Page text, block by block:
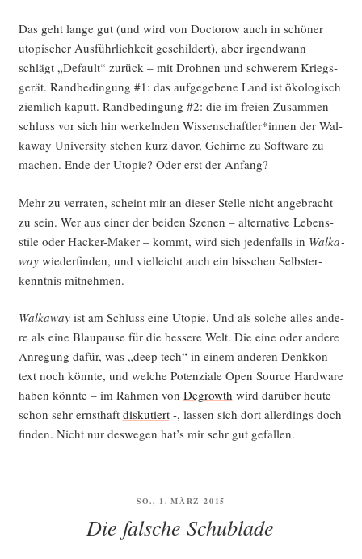
Das geht lan­ge gut (und wird von Doc­to­row auch in schö­ner
uto­pi­scher Aus­führ­lich­keit geschil­dert), aber irgend­wann
schlägt „Default“ zurück – mit Droh­nen und schwe­rem Kriegs­
ge­rät. Rand­be­din­gung #1: das auf­ge­ge­be­ne Land ist öko­lo­gisch
ziem­lich kaputt. Rand­be­din­gung #2: die im frei­en Zusam­men­
schluss vor sich hin wer­keln­den Wissenschaftler*innen der Wal­
ka­way Uni­ver­si­ty ste­hen kurz davor, Gehir­ne zu Soft­ware zu
machen. Ende der Uto­pie? Oder erst der Anfang?
Mehr zu ver­ra­ten, scheint mir an die­ser Stel­le nicht ange­bracht
zu sein. Wer aus einer der bei­den Sze­nen – alter­na­ti­ve Lebens­
sti­le oder Hacker-Maker – kommt, wird sich jeden­falls in Wal­ka­
waywie­der­fin­den, und viel­leicht auch ein biss­chen Selbst­er­
kennt­nis mitnehmen.
Wal­ka­wayist am Schluss eine Uto­pie. Und als sol­che alles ande­
re als eine Blau­pau­se für die bes­se­re Welt. Die eine oder ande­re
Anre­gung dafür, was „deep tech“ in einem ande­ren Denk­kon­
text noch könn­te, und wel­che Poten­zia­le Open Source Hard­ware
haben könn­te – im Rah­men von Degrowth wird dar­über heu­te
schon sehr ernst­haft dis­ku­tiert-, las­sen sich dort aller­dings doch
fin­den. Nicht nur des­we­gen hat’s mir sehr gut gefallen.
VERÖFFENTLICHT
SO., 1. MÄRZ 2015
Die falsche Schublade